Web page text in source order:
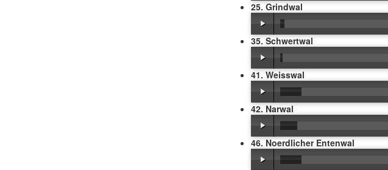
25. Grindwal
35. Schwertwal
41. Weisswal
42. Narwal
46. Noerdlicher Entenwal